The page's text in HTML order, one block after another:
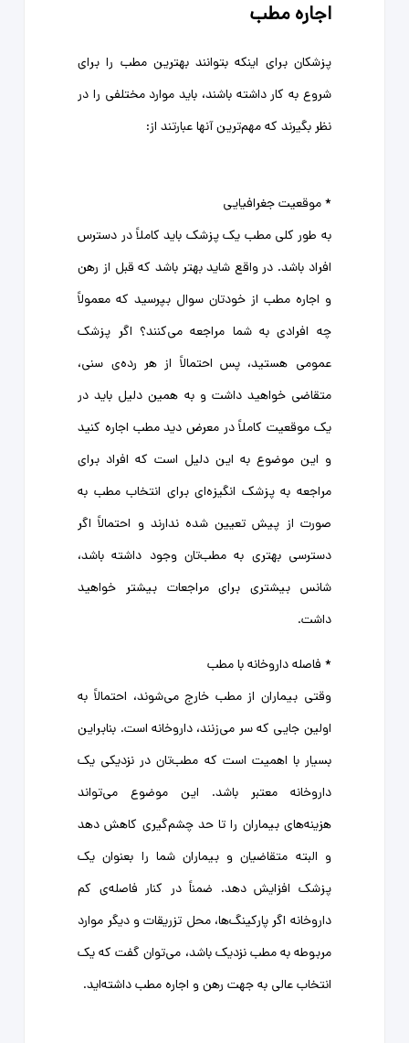
اجاره مطب
پزشکان برای اینکه بتوانند بهترین مطب را برای
شروع به کار داشته باشند، باید موارد مختلفی را در
نظر بگیرند که مهم‌ترین آنها عبارتند از:
* موقعیت جغرافیایی
به طور کلی مطب یک پزشک باید کاملاً در دسترس
افراد باشد. در واقع شاید بهتر باشد که قبل از رهن
و اجاره مطب از خودتان سوال بپرسید که معمولاً
چه افرادی به شما مراجعه می‌کنند؟ اگر پزشک
عمومی هستید، پس احتمالاً از هر رده‌ی سنی،
متقاضی خواهید داشت و به همین دلیل باید در
یک موقعیت کاملاً در معرض دید مطب اجاره کنید
و این موضوع به این دلیل است که افراد برای
مراجعه به پزشک انگیزه‌ای برای انتخاب مطب به
صورت از پیش تعیین شده ندارند و احتمالاً اگر
دسترسی بهتری به مطب‌تان وجود داشته باشد،
شانس بیشتری برای مراجعات بیشتر خواهید
داشت.
* فاصله داروخانه با مطب
وقتی بیماران از مطب خارج می‌شوند، احتمالاً به
اولین جایی که سر می‌زنند، داروخانه است. بنابراین
بسیار با اهمیت است که مطب‌تان در نزدیکی یک
داروخانه معتبر باشد. این موضوع می‌تواند
هزینه‌های بیماران را تا حد چشم‌گیری کاهش دهد
و البته متقاضیان و بیماران شما را بعنوان یک
پزشک افزایش دهد. ضمناً در کنار فاصله‌ی کم
داروخانه اگر پارکینگ‌ها، محل تزریقات و دیگر موارد
مربوطه به مطب نزدیک باشد، می‌توان گفت که یک
انتخاب عالی به جهت رهن و اجاره مطب داشته‌اید.